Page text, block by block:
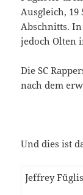
Ausgleich, 19
Abschnitts.
jedoch Olten
Die SC
nach dem
Und dies ist
Jeffrey